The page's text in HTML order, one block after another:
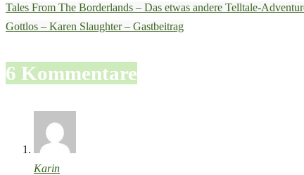
Tales From The Borderlands – Das etwas andere Telltale-
Gottlos – Karen Slaughter – Gastbeitrag
6 Kommentare
Karin